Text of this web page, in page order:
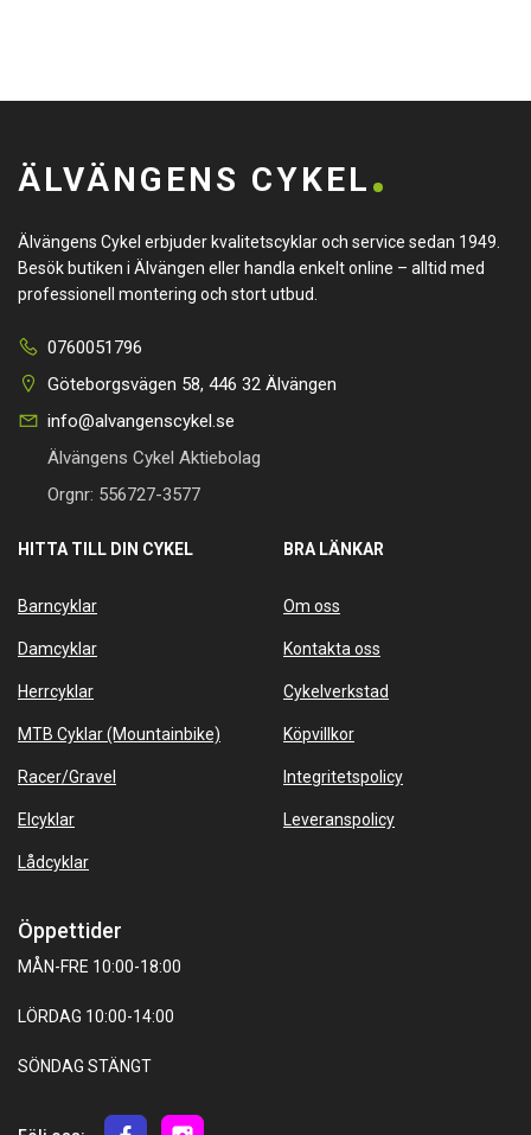
ÄLVÄNGENS CYKEL
Älvängens Cykel erbjuder kvalitetscyklar och service sedan 1949.
Besök butiken i Älvängen eller handla enkelt online – alltid med
professionell montering och stort utbud.
0760051796
Göteborgsvägen 58, 446 32 Älvängen
info@alvangenscykel.se
Älvängens Cykel Aktiebolag
Orgnr: 556727-3577
HITTA TILL DIN CYKEL
Barncyklar
Damcyklar
Herrcyklar
MTB Cyklar (Mountainbike)
Racer/Gravel
Elcyklar
Lådcyklar
BRA LÄNKAR
Om oss
Kontakta oss
Cykelverkstad
Köpvillkor
Integritetspolicy
Leveranspolicy
Öppettider
MÅN-FRE 10:00-18:00
LÖRDAG 10:00-14:00
SÖNDAG STÄNGT